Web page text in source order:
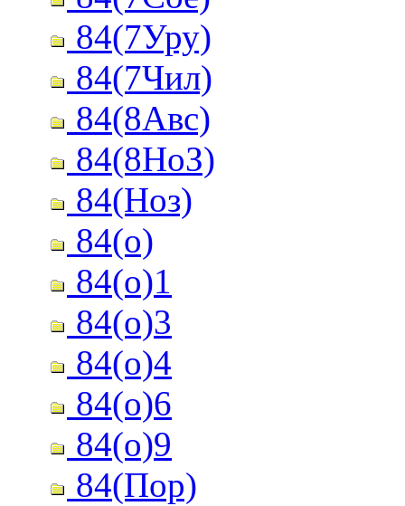
84(7Уру)
84(7Чил)
84(8Авс)
84(8НоЗ)
84(Ноз)
84(о)
84(о)1
84(о)3
84(о)4
84(о)6
84(о)9
84(Пор)